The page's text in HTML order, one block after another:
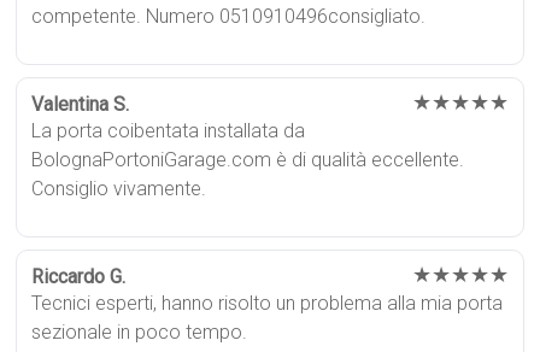
competente. Numero 0510910496consigliato.
Valentina S. ★★★★★
La porta coibentata installata da
BolognaPortoniGarage.com è di qualità eccellente.
Consiglio vivamente.
Riccardo G. ★★★★★
Tecnici esperti, hanno risolto un problema alla mia porta
sezionale in poco tempo.